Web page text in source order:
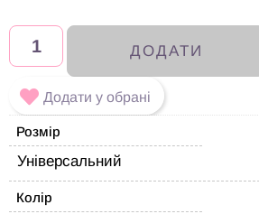
ДОДАТИ
Додати у обрані
Розмір
Універсальний
Колір